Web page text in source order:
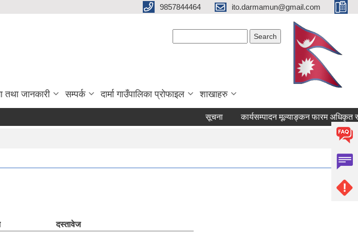
9857844464 ito.darmamun@gmail.com
तथा जानकारी सम्पर्क दार्मा गाउँपालिका प्रोफाइल शाखाहरु
कार्यसम्पादन मूल्याङ्कन फारम अधिकृत स्तर
दस्तावेज